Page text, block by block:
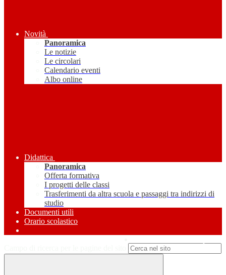
Novità
Panoramica
Le notizie
Le circolari
Calendario eventi
Albo online
Didattica
Panoramica
Offerta formativa
I progetti delle classi
Trasferimenti da altra scuola e passaggi tra indirizzi di
studio
Documenti utili
Orario scolastico